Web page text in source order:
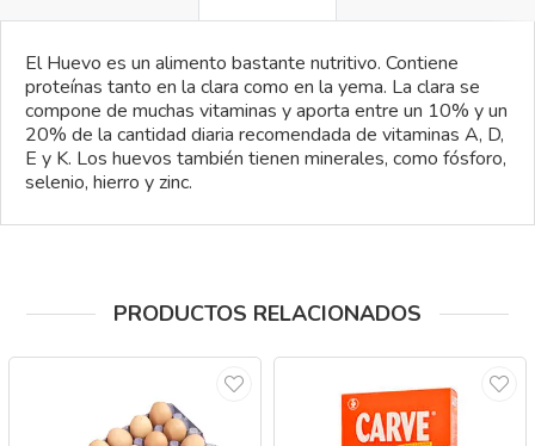
El Huevo es un alimento bastante nutritivo. Contiene
proteínas tanto en la clara como en la yema. La clara se
compone de muchas vitaminas y aporta entre un 10% y un
20% de la cantidad diaria recomendada de vitaminas A, D,
E y K. Los huevos también tienen minerales, como fósforo,
selenio, hierro y zinc.
PRODUCTOS RELACIONADOS